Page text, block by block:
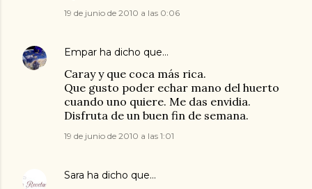
19 de junio de 2010 a las 0:06
Empar ha dicho que…
Caray y que coca más rica.
Que gusto poder echar mano del huerto
cuando uno quiere. Me das envidia.
Disfruta de un buen fin de semana.
19 de junio de 2010 a las 1:01
Sara ha dicho que…